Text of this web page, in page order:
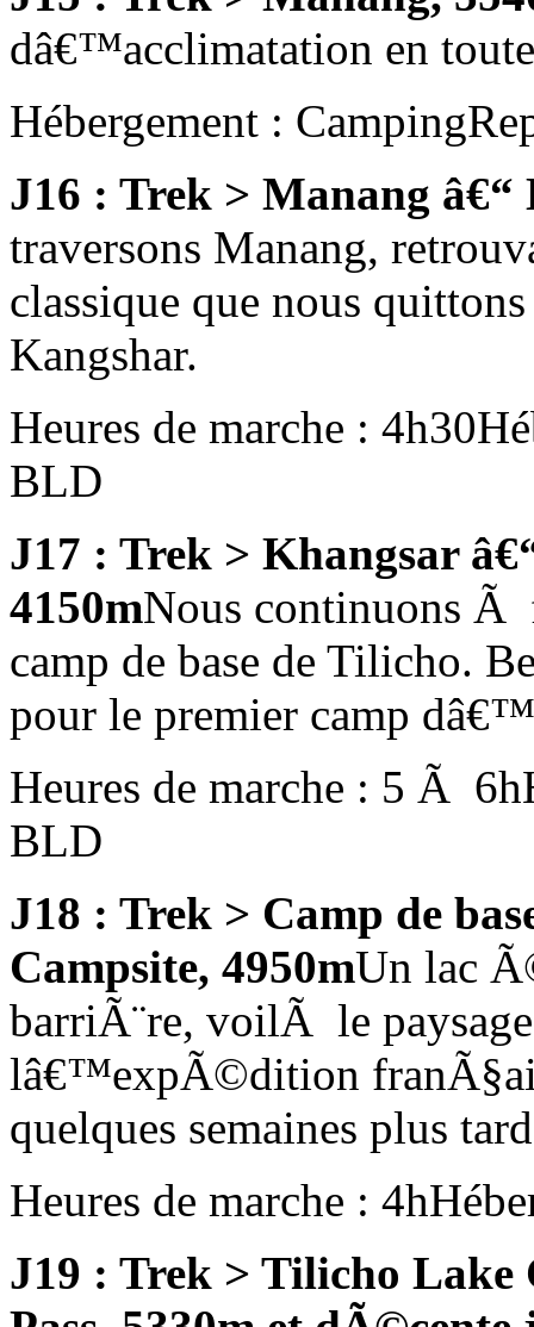
dâ€™acclimatation en
Hébergement : Camping
J16 : Trek > Manang â€“
traversons Manang,
classique que nous
Kangshar.
Heures de marche : 4h30
BLD
J17 : Trek > Khangsar
4150mNous continuons Ã
camp de base de Tilicho.
pour le premier camp
Heures de marche : 5 Ã 6h
BLD
J18 : Trek > Camp de
Campsite, 4950mUn lac
barriÃ¨re, voilÃ le
lâ€™expÃ©dition
quelques semaines plus
Heures de marche : 4h
J19 : Trek > Tilicho Lake